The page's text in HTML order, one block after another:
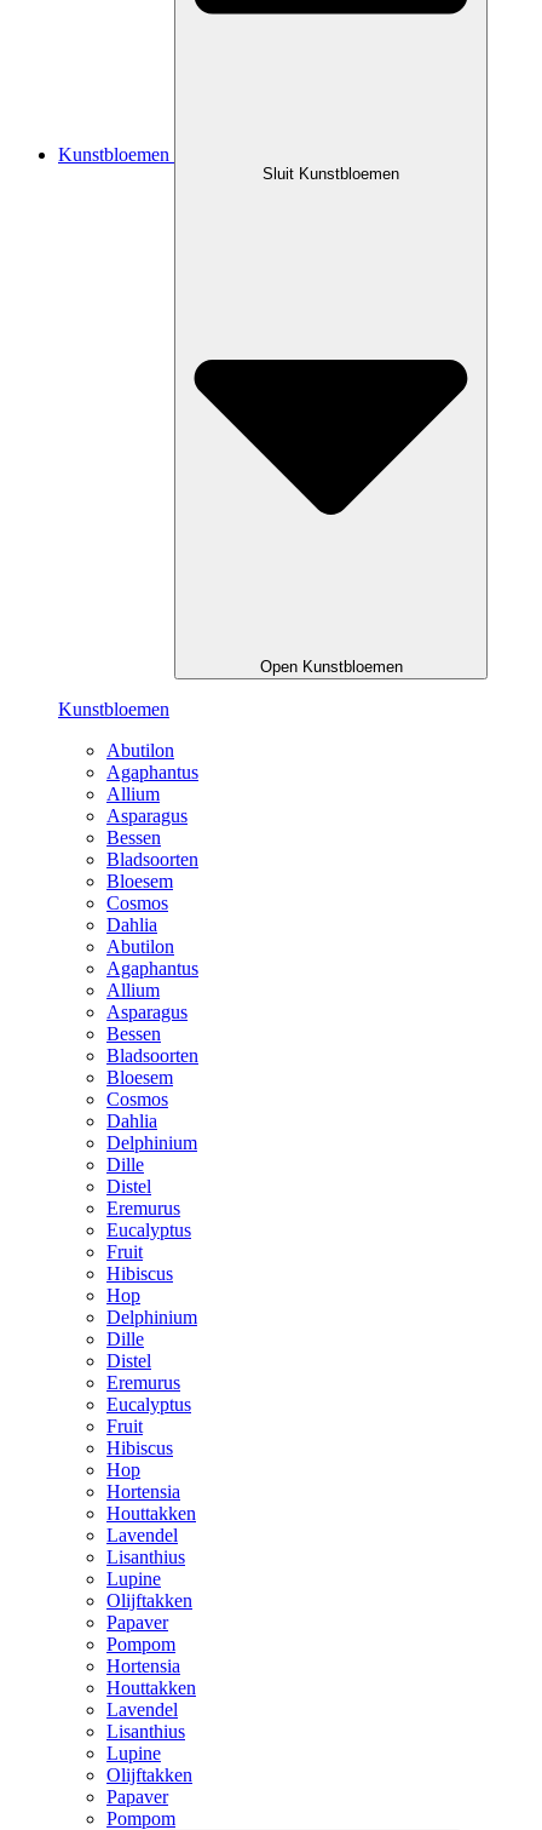
Kunstbloemen
Sluit Kunstbloemen
Open Kunstbloemen
Kunstbloemen
Abutilon
Agaphantus
Allium
Asparagus
Bessen
Bladsoorten
Bloesem
Cosmos
Dahlia
Abutilon
Agaphantus
Allium
Asparagus
Bessen
Bladsoorten
Bloesem
Cosmos
Dahlia
Delphinium
Dille
Distel
Eremurus
Eucalyptus
Fruit
Hibiscus
Hop
Delphinium
Dille
Distel
Eremurus
Eucalyptus
Fruit
Hibiscus
Hop
Hortensia
Houttakken
Lavendel
Lisanthius
Lupine
Olijftakken
Papaver
Pompom
Hortensia
Houttakken
Lavendel
Lisanthius
Lupine
Olijftakken
Papaver
Pompom